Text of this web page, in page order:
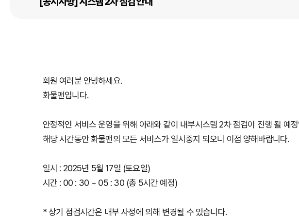
회원 여러분 안녕하세요.
화물맨입니다.
안정적인 서비스 운영을 위해 아래와 같이 내부시스템 2차 점검이 진행 될 예
해당 시간동안 화물맨의 모든 서비스가 일시중지 되오니 이점 양해바랍니다.
일시 : 2025년 5월 17일 (토요일)
시간 : 00 : 30 ~ 05 : 30 (총 5시간 예정)
* 상기 점검시간은 내부 사정에 의해 변경될 수 있습니다.